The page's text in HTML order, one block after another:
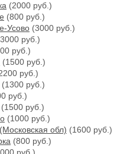
(2000 руб.)
(800 руб.)
Усово (3000 руб.)
руб.)
руб.)
(1500 руб.)
руб.)
(1300 руб.)
руб.)
(1500 руб.)
(1000 руб.)
обл) (1600 руб.)
(800 руб.)